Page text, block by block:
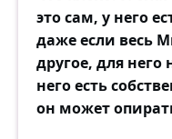
это сам, у него
даже если весь
другое, для
него есть
он может